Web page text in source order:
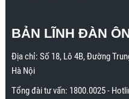
BẢN LĨNH ĐÀN
Địa chỉ: Số 18, Lô 4B, Đường
Hà Nội
Tổng đài tư vấn: 1800.0025-